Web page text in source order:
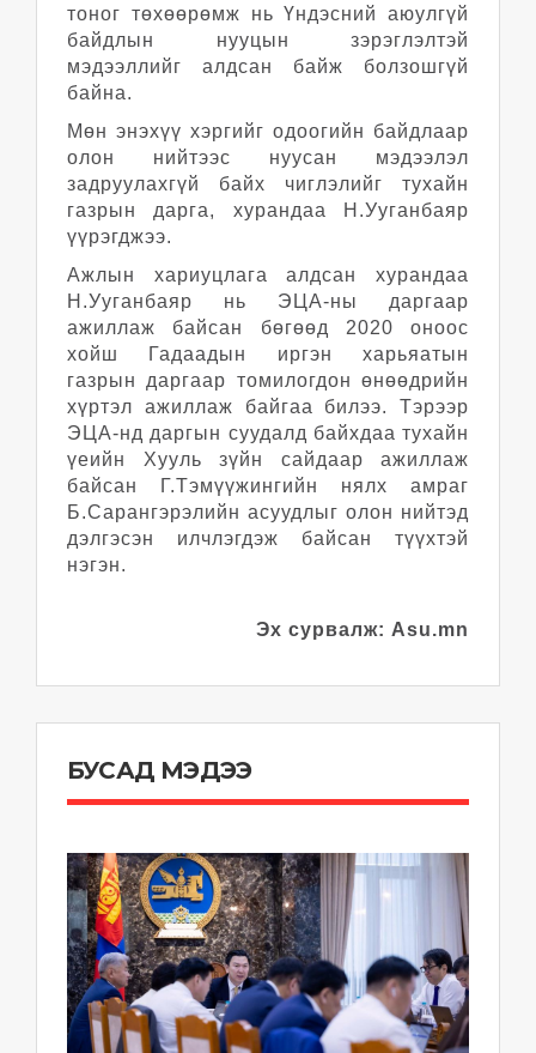
тоног төхөөрөмж нь Үндэсний аюулгүй
байдлын нууцын зэрэглэлтэй
мэдээллийг алдсан байж болзошгүй
байна.
Мөн энэхүү хэргийг одоогийн байдлаар
олон нийтээс нуусан мэдээлэл
задруулахгүй байх чиглэлийг тухайн
газрын дарга, хурандаа Н.Ууганбаяр
үүрэгджээ.
Ажлын хариуцлага алдсан хурандаа
Н.Ууганбаяр нь ЭЦА-ны даргаар
ажиллаж байсан бөгөөд 2020 оноос
хойш Гадаадын иргэн харьяатын
газрын даргаар томилогдон өнөөдрийн
хүртэл ажиллаж байгаа билээ. Тэрээр
ЭЦА-нд даргын суудалд байхдаа тухайн
үеийн Хууль зүйн сайдаар ажиллаж
байсан Г.Тэмүүжингийн нялх амраг
Б.Сарангэрэлийн асуудлыг олон нийтэд
дэлгэсэн илчлэгдэж байсан түүхтэй
нэгэн.
Эх сурвалж: Asu.mn
БУСАД МЭДЭЭ